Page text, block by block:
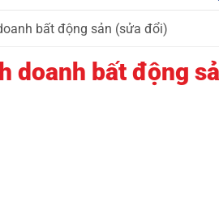
bất động sản (sửa đổi)
doanh bất động